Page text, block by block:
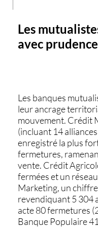
Les
avec prudence
Les banques
leur ancrage
mouvement. Crédit
(incluant 14
enregistré la plus
fermetures,
vente. Crédit
fermées et un
Marketing, un
revendiquant 5 304
acte 80 fermetures
Banque Populaire